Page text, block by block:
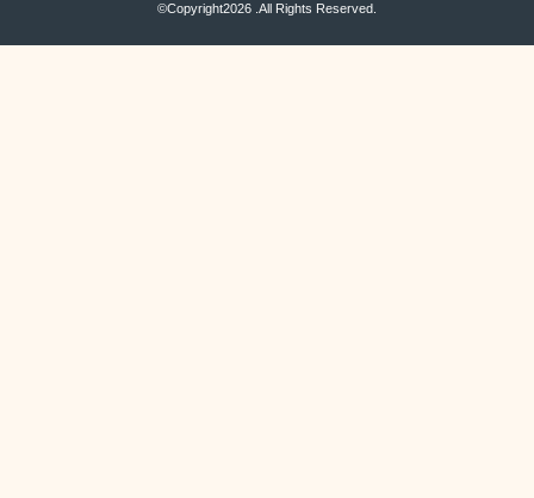
©Copyright2026 .All Rights Reserved.